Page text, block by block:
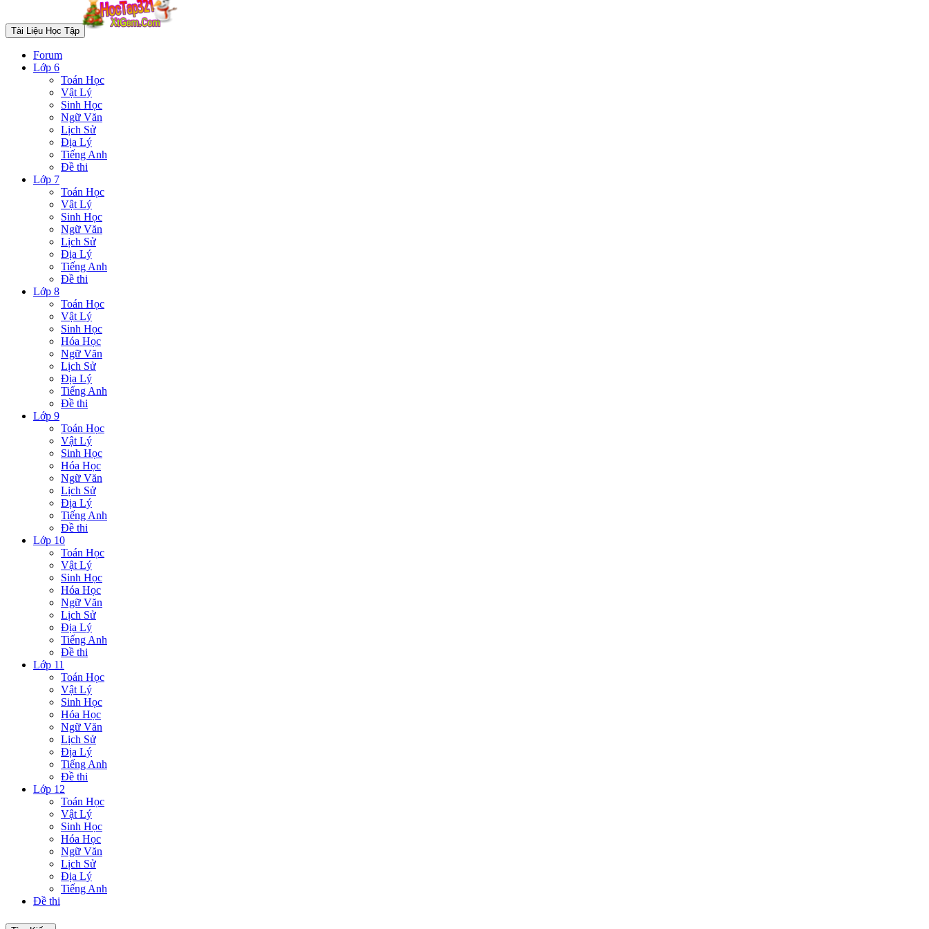
Tài Liệu Học Tập
Forum
Lớp 6
Toán Học
Vật Lý
Sinh Học
Ngữ Văn
Lịch Sử
Địa Lý
Tiếng Anh
Đề thi
Lớp 7
Toán Học
Vật Lý
Sinh Học
Ngữ Văn
Lịch Sử
Địa Lý
Tiếng Anh
Đề thi
Lớp 8
Toán Học
Vật Lý
Sinh Học
Hóa Học
Ngữ Văn
Lịch Sử
Địa Lý
Tiếng Anh
Đề thi
Lớp 9
Toán Học
Vật Lý
Sinh Học
Hóa Học
Ngữ Văn
Lịch Sử
Địa Lý
Tiếng Anh
Đề thi
Lớp 10
Toán Học
Vật Lý
Sinh Học
Hóa Học
Ngữ Văn
Lịch Sử
Địa Lý
Tiếng Anh
Đề thi
Lớp 11
Toán Học
Vật Lý
Sinh Học
Hóa Học
Ngữ Văn
Lịch Sử
Địa Lý
Tiếng Anh
Đề thi
Lớp 12
Toán Học
Vật Lý
Sinh Học
Hóa Học
Ngữ Văn
Lịch Sử
Địa Lý
Tiếng Anh
Đề thi